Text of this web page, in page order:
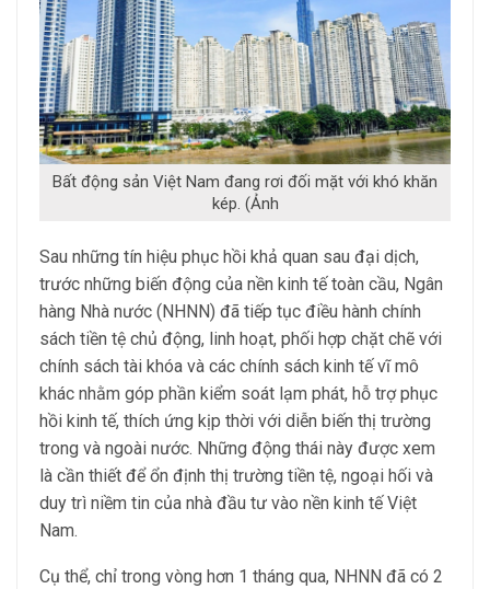
Bất động sản Việt Nam đang rơi đối mặt với khó khăn
kép. (Ảnh
Sau những tín hiệu phục hồi khả quan sau đại dịch,
trước những biến động của nền kinh tế toàn cầu, Ngân
hàng Nhà nước (NHNN) đã tiếp tục điều hành chính
sách tiền tệ chủ động, linh hoạt, phối hợp chặt chẽ với
chính sách tài khóa và các chính sách kinh tế vĩ mô
khác nhằm góp phần kiểm soát lạm phát, hỗ trợ phục
hồi kinh tế, thích ứng kịp thời với diễn biến thị trường
trong và ngoài nước. Những động thái này được xem
là cần thiết để ổn định thị trường tiền tệ, ngoại hối và
duy trì niềm tin của nhà đầu tư vào nền kinh tế Việt
Nam.
Cụ thể, chỉ trong vòng hơn 1 tháng qua, NHNN đã có 2